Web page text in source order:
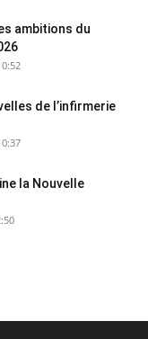
ambitions du
de l’infirmerie
la Nouvelle